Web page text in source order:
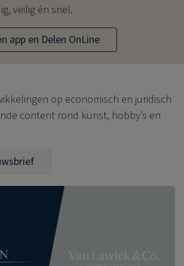
veilig én snel.
app en Delen OnLine
op economisch en juridisch
content rond kunst, hobby’s en